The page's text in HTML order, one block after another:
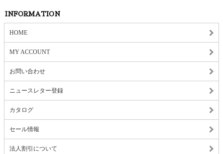
INFORMATION
HOME
MY ACCOUNT
お問い合わせ
ニュースレター登録
カタログ
セール情報
法人割引について